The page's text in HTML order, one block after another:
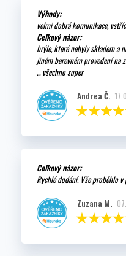
Výhody:
velmi dobrá komunikace,
Celkový názor:
brýle, které nebyly skladem a
jiném barevném provedení na
... všechno super
Andrea Č.
Celkový názor:
Rychlé dodání. Vše proběhlo v
Zuzana M.